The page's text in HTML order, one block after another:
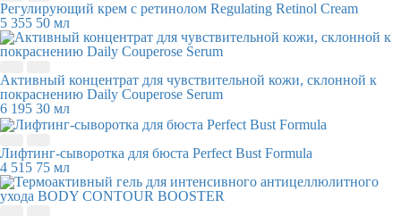
Регулирующий крем с ретинолом Regulating Retinol Cream
5 355 50 мл
Активный концентрат для чувствительной кожи, склонной к
покраснению Daily Couperose Serum
6 195 30 мл
Лифтинг-сыворотка для бюста Perfect Bust Formula
4 515 75 мл